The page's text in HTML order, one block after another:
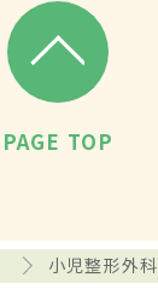
PAGE TOP
小児整形外科